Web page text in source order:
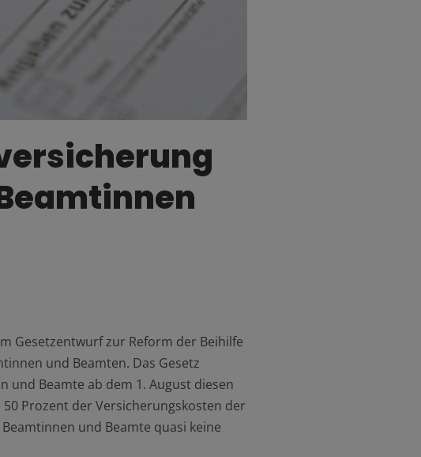
Gesetzentwurf zur Reform der Beihilfe
und Beamten. Das Gesetz
und Beamte ab dem 1. August diesen
Prozent der Versicherungskosten der
und Beamte quasi keine